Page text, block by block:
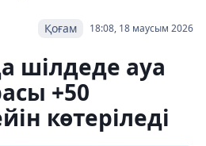
18:08, 18 маусым 2026
Қоғам
шілдеде ауа
+50
көтеріледі